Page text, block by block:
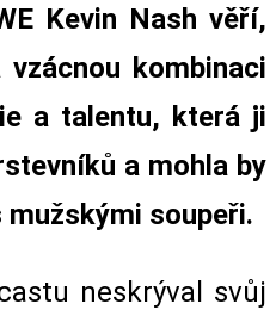
Kevin Nash věří,
kombinaci
a talentu, která ji
a mohla by
soupeři.
neskrýval svůj